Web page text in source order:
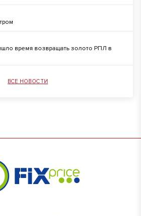
время возвращать золото РПЛ в
ВСЕ НОВОСТИ